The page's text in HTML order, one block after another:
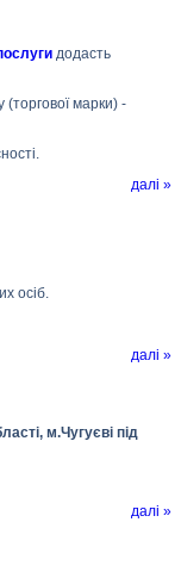
додасть
(торгової марки) -
далі »
осіб.
далі »
м.Чугуєві під
далі »